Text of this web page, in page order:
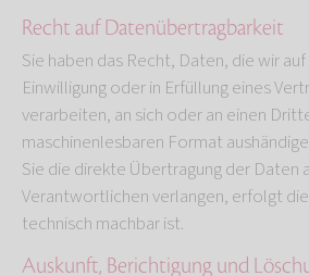
Recht auf Daten­übertrag­barkeit
Sie haben das Recht, Daten, die wir
Einwilligung oder in Erfüllung eines
verarbeiten, an sich oder an einen
maschinenlesbaren Format
Sie die direkte Übertragung der Daten
Verantwortlichen verlangen, erfolgt
technisch machbar ist.
Auskunft, Berichtigung und